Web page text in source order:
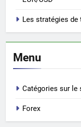
Les stratégies
Menu
Catégories sur le
Forex